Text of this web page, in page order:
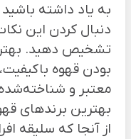
به یاد داشته
دنبال کردن این
تشخیص دهید.
بودن قهوه
معتبر و
بهترین برند‌های
از آنجا که سلیقه